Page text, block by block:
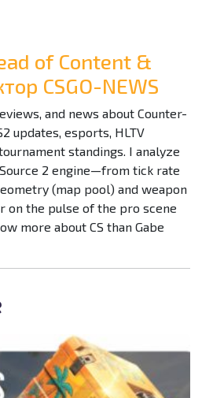
of Content &
CSGO-NEWS
and news about Counter-
updates, esports, HLTV
standings. I analyze
2 engine—from tick rate
(map pool) and weapon
on the pulse of the pro scene
more about CS than Gabe